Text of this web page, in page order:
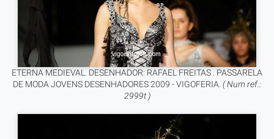
ETERNA MEDIEVAL. DESENHADOR: RAFAEL FREITAS . PASSARELA
DE MODA JOVENS DESENHADORES 2009 - VIGOFERIA. ( Num ref.:
2999t )